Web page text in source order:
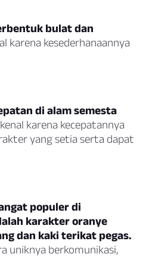
bulat dan
karena kesederhanaannya
di alam semesta
karena kecepatannya
yang setia serta dapat
populer di
karakter oranye
dan kaki terikat pegas.
uniknya berkomunikasi,